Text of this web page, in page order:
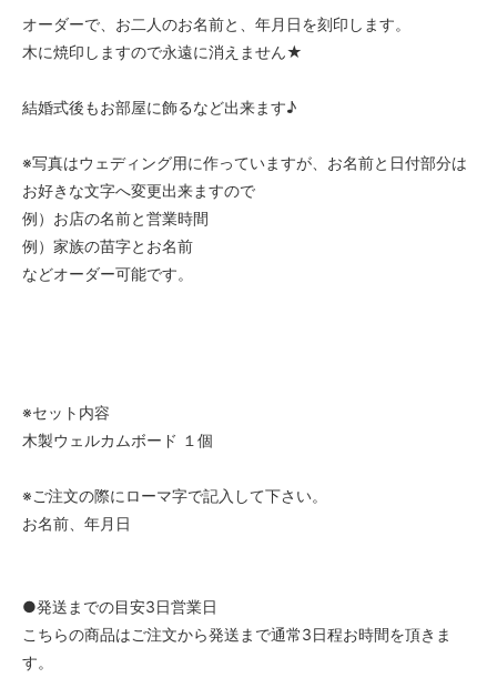
オーダーで、お二人のお名前と、年月日を刻印します。
木に焼印しますので永遠に消えません★
結婚式後もお部屋に飾るなど出来ます♪
※写真はウェディング用に作っていますが、お名前と日付部分は
お好きな文字へ変更出来ますので
例）お店の名前と営業時間
例）家族の苗字とお名前
などオーダー可能です。
※セット内容
木製ウェルカムボード １個
※ご注文の際にローマ字で記入して下さい。
お名前、年月日
●発送までの目安3日営業日
こちらの商品はご注文から発送まで通常3日程お時間を頂きま
す。